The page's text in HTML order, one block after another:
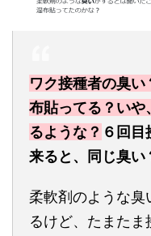
ワク接種者の臭
布貼ってる？いや
るような？ ６回
来ると、同じ臭い
柔軟剤のような臭
るけど、たまた